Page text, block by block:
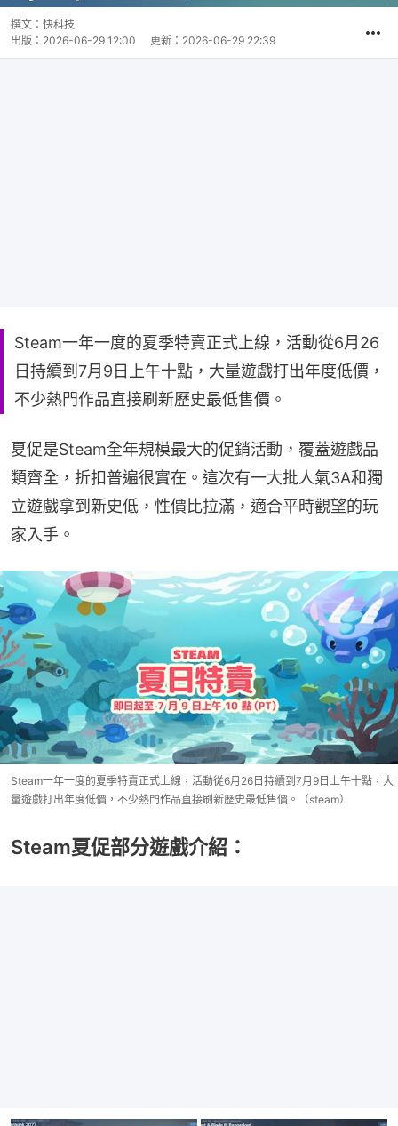
撰文： 快科技
出版： 2026-06-29 12:00 更新： 2026-06-29 22:39
Steam一年一度的夏季特賣正式上線，活動從6月26
日持續到7月9日上午十點，大量遊戲打出年度低價，
不少熱門作品直接刷新歷史最低售價。
夏促是Steam全年規模最大的促銷活動，覆蓋遊戲品
類齊全，折扣普遍很實在。這次有一大批人氣3A和獨
立遊戲拿到新史低，性價比拉滿，適合平時觀望的玩
家入手。
Steam一年一度的夏季特賣正式上線，活動從6月26日持續到7月9日上午十點，大
量遊戲打出年度低價，不少熱門作品直接刷新歷史最低售價。（steam）
Steam夏促部分遊戲介紹：